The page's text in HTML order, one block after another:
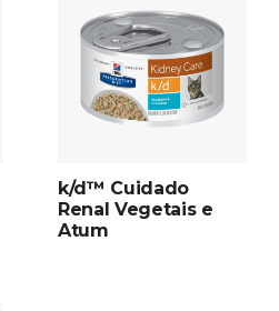
k/d™ Cuidado
Renal Vegetais e
Atum